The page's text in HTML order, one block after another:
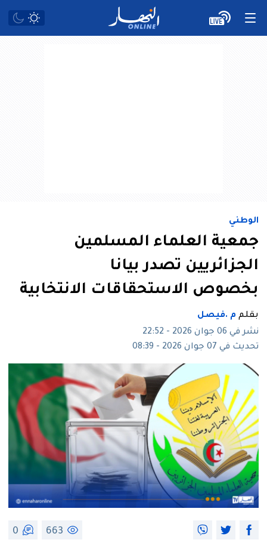
الوطني
جمعية العلماء المسلمين
الجزائريين تصدر بيانا
بخصوص الاستحقاقات الانتخابية
بقلم م .فيصل
نشر في 06 جوان 2026 - 22:52
تحديث في 07 جوان 2026 - 08:39
663
0